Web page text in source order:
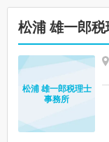
松浦 雄一郎
松浦 雄一郎税理士
事務所